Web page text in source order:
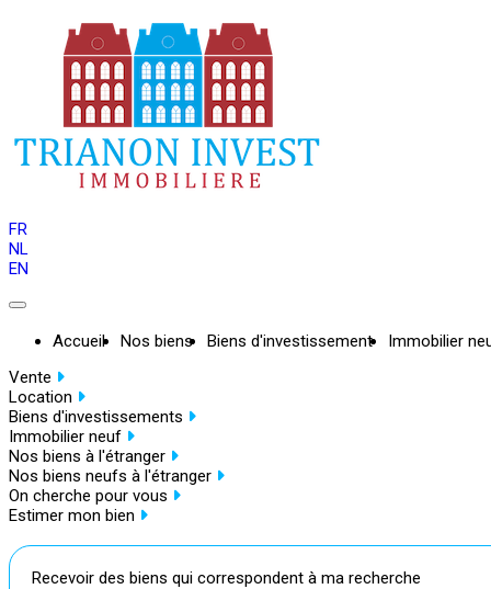
FR
NL
EN
Accueil Nos biens Biens d'investissement
Immobilier
Vente
Location
Biens d'investissements
Immobilier neuf
Nos biens à l'étranger
Nos biens neufs à l'étranger
On cherche pour vous
Estimer mon bien
Recevoir des biens qui correspondent à ma recherche